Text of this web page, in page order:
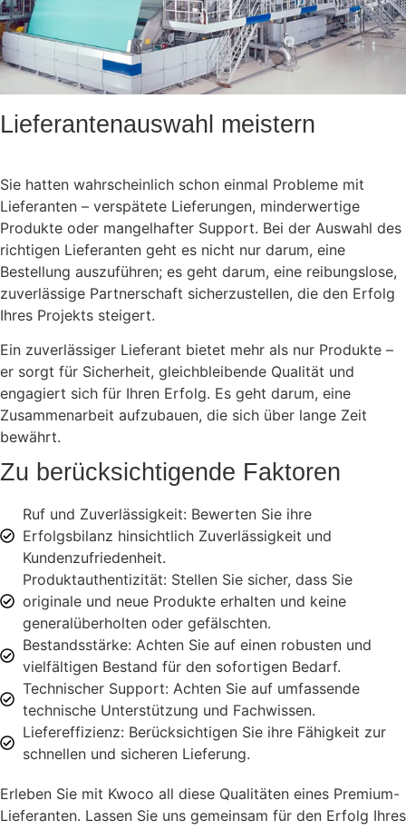
Lieferantenauswahl meistern
Sie hatten wahrscheinlich schon einmal Probleme mit
Lieferanten – verspätete Lieferungen, minderwertige
Produkte oder mangelhafter Support. Bei der Auswahl des
richtigen Lieferanten geht es nicht nur darum, eine
Bestellung auszuführen; es geht darum, eine reibungslose,
zuverlässige Partnerschaft sicherzustellen, die den Erfolg
Ihres Projekts steigert.
Ein zuverlässiger Lieferant bietet mehr als nur Produkte –
er sorgt für Sicherheit, gleichbleibende Qualität und
engagiert sich für Ihren Erfolg. Es geht darum, eine
Zusammenarbeit aufzubauen, die sich über lange Zeit
bewährt.
Zu berücksichtigende Faktoren
Ruf und Zuverlässigkeit: Bewerten Sie ihre
Erfolgsbilanz hinsichtlich Zuverlässigkeit und
Kundenzufriedenheit.
Produktauthentizität: Stellen Sie sicher, dass Sie
originale und neue Produkte erhalten und keine
generalüberholten oder gefälschten.
Bestandsstärke: Achten Sie auf einen robusten und
vielfältigen Bestand für den sofortigen Bedarf.
Technischer Support: Achten Sie auf umfassende
technische Unterstützung und Fachwissen.
Liefereffizienz: Berücksichtigen Sie ihre Fähigkeit zur
schnellen und sicheren Lieferung.
Erleben Sie mit Kwoco all diese Qualitäten eines Premium-
Lieferanten. Lassen Sie uns gemeinsam für den Erfolg Ihres